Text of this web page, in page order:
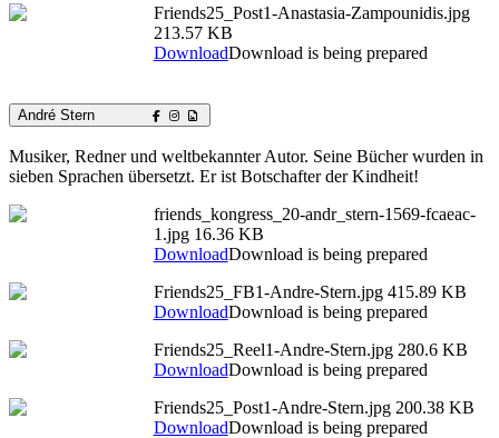
Friends25_Post1-Anastasia-Zampounidis.jpg
213.57 KB
DownloadDownload is being prepared
André Stern
Musiker, Redner und weltbekannter Autor. Seine Bücher wurden in
sieben Sprachen übersetzt. Er ist Botschafter der Kindheit!
friends_kongress_20-andr_stern-1569-fcaeac-
1.jpg 16.36 KB
DownloadDownload is being prepared
Friends25_FB1-Andre-Stern.jpg 415.89 KB
DownloadDownload is being prepared
Friends25_Reel1-Andre-Stern.jpg 280.6 KB
DownloadDownload is being prepared
Friends25_Post1-Andre-Stern.jpg 200.38 KB
DownloadDownload is being prepared